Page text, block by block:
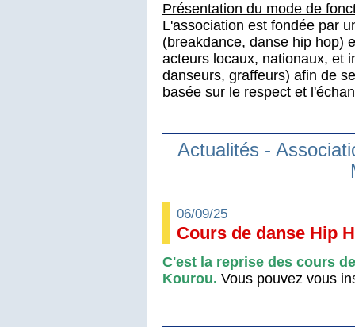
Présentation du mode de
L'association est fondée par
(breakdance, danse hip hop)
acteurs locaux, nationaux, et
danseurs, graffeurs) afin de
basée sur le respect et
Actualités -
06/09/25
Cours de danse Hip
C'est la reprise des cours
Kourou. Vous pouvez vous